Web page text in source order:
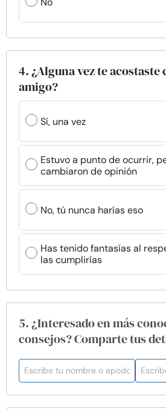
4. ¿Alguna vez te
amigo?
Sí, una vez
Estuvo a punto de ocurrir,
cambiaron de opinión
No, tú nunca harías eso
Has tenido fantasías al
las cumplirías
5. ¿Interesado en más
consejos? Comparte tus